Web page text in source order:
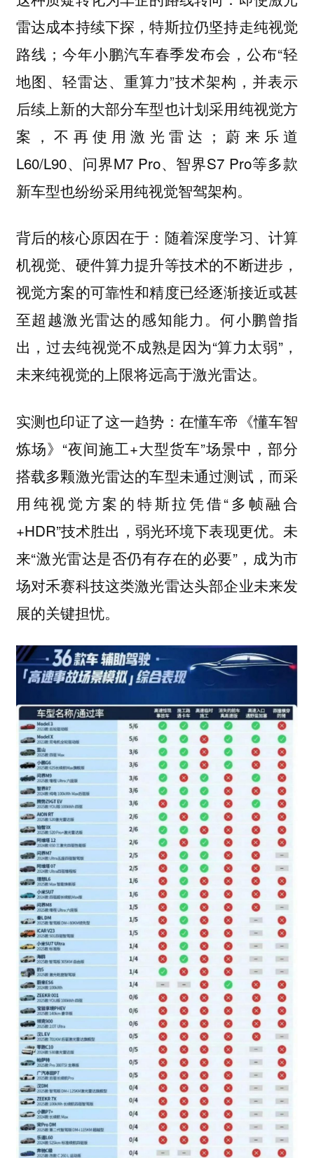
雷达成本持续下探，特斯拉仍坚持走纯视觉
路线；今年小鹏汽车春季发布会，公布“轻
地图、轻雷达、重算力”技术架构，并表示
后续上新的大部分车型也计划采用纯视觉方
案，不再使用激光雷达；蔚来乐道
L60/L90、问界M7 Pro、智界S7 Pro等多款
新车型也纷纷采用纯视觉智驾架构。
背后的核心原因在于：随着深度学习、计算
机视觉、硬件算力提升等技术的不断进步，
视觉方案的可靠性和精度已经逐渐接近或甚
至超越激光雷达的感知能力。何小鹏曾指
出，过去纯视觉不成熟是因为“算力太弱”，
未来纯视觉的上限将远高于激光雷达。
实测也印证了这一趋势：在懂车帝《懂车智
炼场》“夜间施工+大型货车”场景中，部分
搭载多颗激光雷达的车型未通过测试，而采
用纯视觉方案的特斯拉凭借“多帧融合
+HDR”技术胜出，弱光环境下表现更优。未
来“激光雷达是否仍有存在的必要”，成为市
场对禾赛科技这类激光雷达头部企业未来发
展的关键担忧。